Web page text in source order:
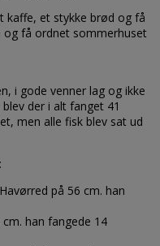
kaffe, et stykke brød og få
og få ordnet sommerhuset
i gode venner lag og ikke
der i alt fanget 41
men alle fisk blev sat ud
på 56 cm. han
han fangede 14